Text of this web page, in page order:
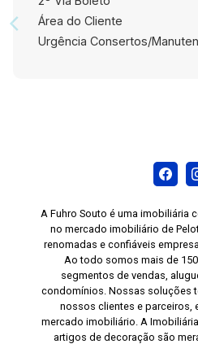
Área do Cliente
Urgência Consertos/
A Fuhro Souto é uma imobiliária
no mercado imobiliário de
renomadas e confiáveis
Ao todo somos mais de
segmentos de vendas,
condomínios. Nossas soluções
nossos clientes e parceiros,
mercado imobiliário. A
artigos de decoração são